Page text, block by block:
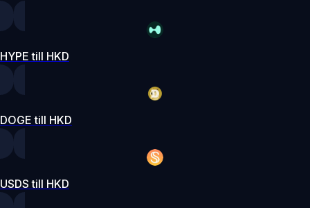
HYPE till HKD
DOGE till HKD
USDS till HKD